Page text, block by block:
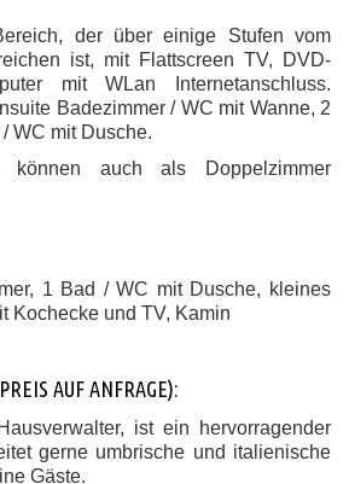
der über einige Stufen vom
ist, mit Flattscreen TV, DVD-
mit WLan Internetanschluss.
Badezimmer / WC mit Wanne, 2
WC mit Dusche.
können auch als Doppelzimmer
1 Bad / WC mit Dusche, kleines
Kochecke und TV, Kamin
AUF ANFRAGE):
ist ein hervorragender
gerne umbrische und italienische
Gäste.